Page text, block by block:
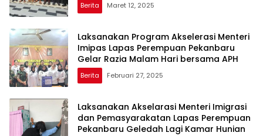
Berita Maret 12, 2025
Laksanakan Program Akselerasi Menteri
Imipas Lapas Perempuan Pekanbaru
Gelar Razia Malam Hari bersama APH
Berita Februari 27, 2025
Laksanakan Akselarasi Menteri Imigrasi
dan Pemasyarakatan Lapas Perempuan
Pekanbaru Geledah Lagi Kamar Hunian